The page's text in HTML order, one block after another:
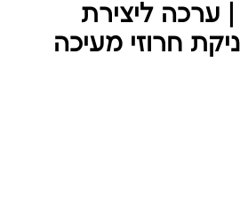
ערכה ליצירת
חרוזי מעיכה